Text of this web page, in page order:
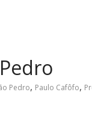
Pedro, Paulo Cafôfo,